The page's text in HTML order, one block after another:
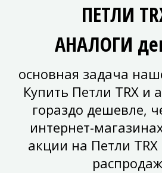
ПЕТЛИ
АНАЛОГИ
основная задача
Купить Петли TRX и
гораздо дешевле,
интернет-
акции на Петли